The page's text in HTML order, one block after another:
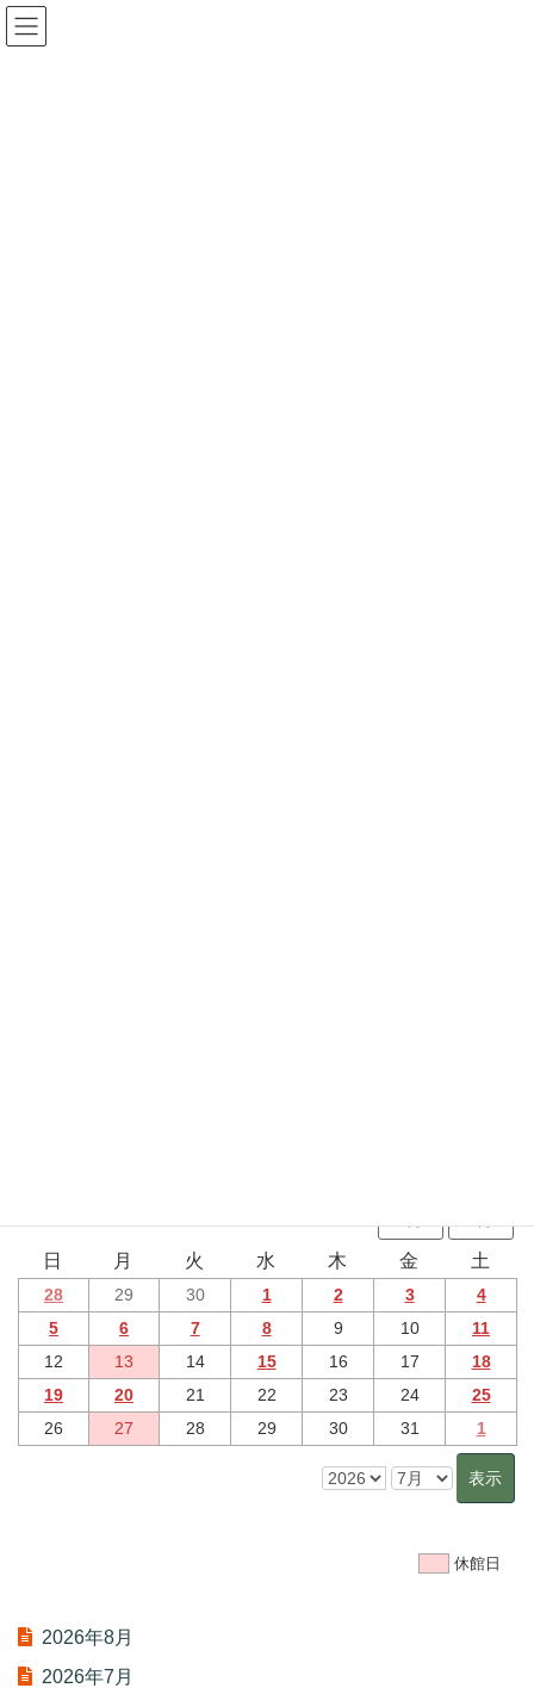
日 月 火 水 木 金 土
28 29 30 1 2 3
4
5
6 7 8 9 10
11
12
13 14 15 16 17
18
19
20 21 22 23 24
25
26
27 28 29 30 31 1
休館日
2026年8月
2026年7月